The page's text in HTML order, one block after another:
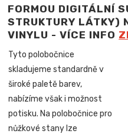
FORMOU DIGITÁLNÍ
STRUKTURY LÁTKY)
VINYLU - VÍCE INFO
Tyto polobočnice
skladujeme standardně v
široké paletě barev,
nabízíme však i možnost
potisku. Na polobočnice pro
nůžkové stany lze